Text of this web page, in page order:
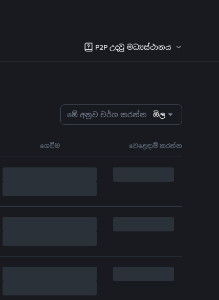
P2P උදවු මධ්‍යස්ථානය
මේ අනුව වර්ග කරන්න මිල
ගෙවීම වෙළෙඳාම් කරන්න